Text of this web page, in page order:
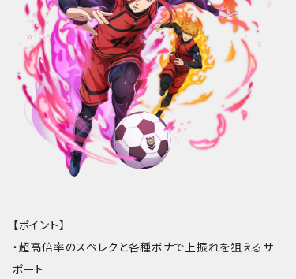
EN
【ポイント】
・超高倍率のスペレクと各種ボナで上振れを狙えるサ
ポート